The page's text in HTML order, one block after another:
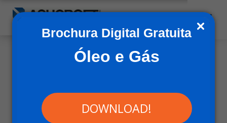
Brochura Digital Gratuita
Óleo e Gás
DOWNLOAD!
Instrumentos de